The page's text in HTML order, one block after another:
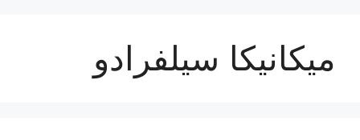
ميكانيكا سيلفرادو